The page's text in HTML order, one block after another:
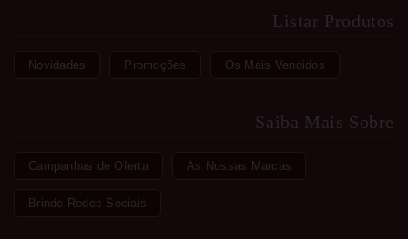
Listar Produtos
Novidades Promoções Os Mais Vendidos
Saiba Mais Sobre
Campanhas de Oferta As Nossas Marcas
Brinde Redes Sociais